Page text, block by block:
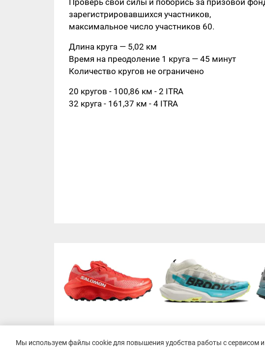
Проверь свои силы и поборись за призовой
зарегистрировавшихся участников,
максимальное число участников 60.
Длина круга — 5,02 км
Время на преодоление 1 круга — 45 минут
Количество кругов не ограничено
20 кругов - 100,86 км - 2 ITRA
32 круга - 161,37 км - 4 ITRA
Мы используем файлы cookie для повышения удобства работы с сервисом